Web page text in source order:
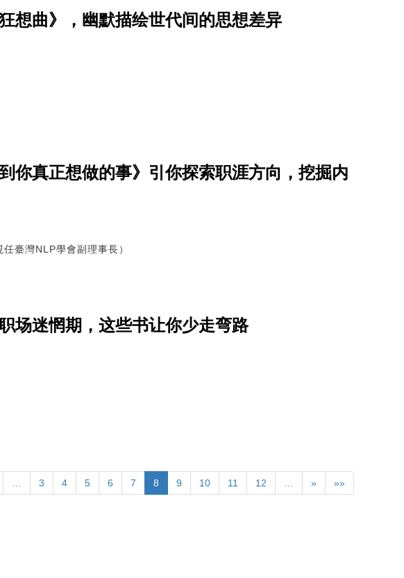
想曲》，幽默描绘世代间的思想差异
你真正想做的事》引你探索职涯方向，挖掘内
臺灣NLP學會副理事長）
场迷惘期，这些书让你少走弯路
… 3 4 5 6 7 8 9 10 11 12 … » »»